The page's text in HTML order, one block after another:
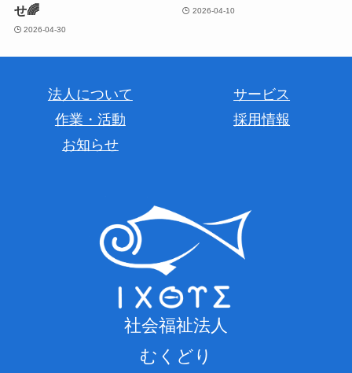
せ🌈
2026-04-30
2026-04-10
法人について
サービス
作業・活動
採用情報
お知らせ
社会福祉法人
むくどり